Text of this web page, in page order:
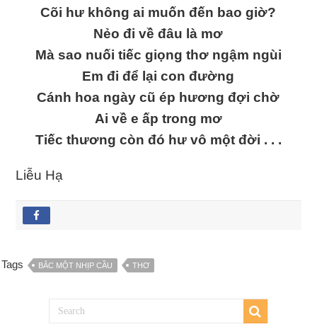
Cõi hư không ai muốn đến bao giờ?
Nẻo đi về đâu là mơ
Mà sao nuối tiếc giọng thơ ngậm ngùi
Em đi để lại con đường
Cánh hoa ngày cũ ép hương đợi chờ
Ai về e ấp trong mơ
Tiếc thương còn đó hư vô một đời . . .
Liễu Hạ
Tags BẮC MỘT NHỊP CẦU THƠ